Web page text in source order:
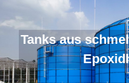
Tanks aus
Anwendungen
Projektfall